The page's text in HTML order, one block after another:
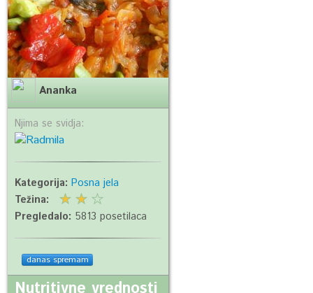
Ananka
Njima se svidja:
Kategorija:Posna jela
Težina:
Pregledalo: 5813 posetilaca
danas spremam
Nutritivne vrednosti